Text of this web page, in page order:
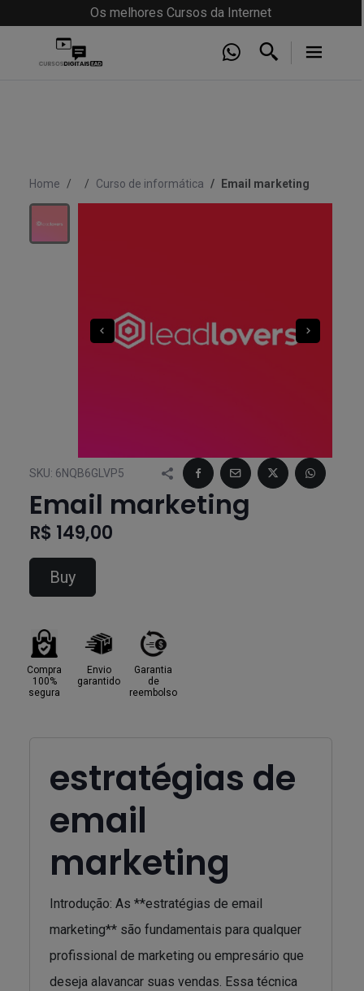
Os melhores Cursos da Internet
Home Curso de informática Email marketing
SKU: 6NQB6GLVP5
Email marketing
R$ 149,00
Buy
Compra
100%
segura
Envio
garantido
Garantia
de
reembolso
estratégias de
email
marketing
Introdução: As **estratégias de email
marketing** são fundamentais para qualquer
profissional de marketing ou empresário que
deseja alavancar suas vendas. Essa técnica